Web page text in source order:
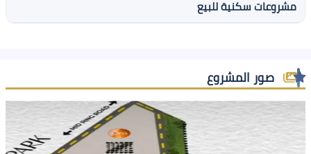
مشروعات سكنية للبيع
صور المشروع